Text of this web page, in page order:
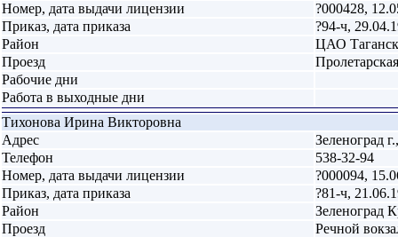
Номер, дата выдачи лицензии
?000428,
Приказ, дата приказа
?94-ч,
Район
ЦАО
Проезд
Рабочие дни
Работа в выходные дни
Тихонова Ирина Викторовна
Адрес
Зеленоград
Телефон
538-32-94
Номер, дата выдачи лицензии
?000094,
Приказ, дата приказа
?81-ч,
Район
Зеленоград
Проезд
Речной